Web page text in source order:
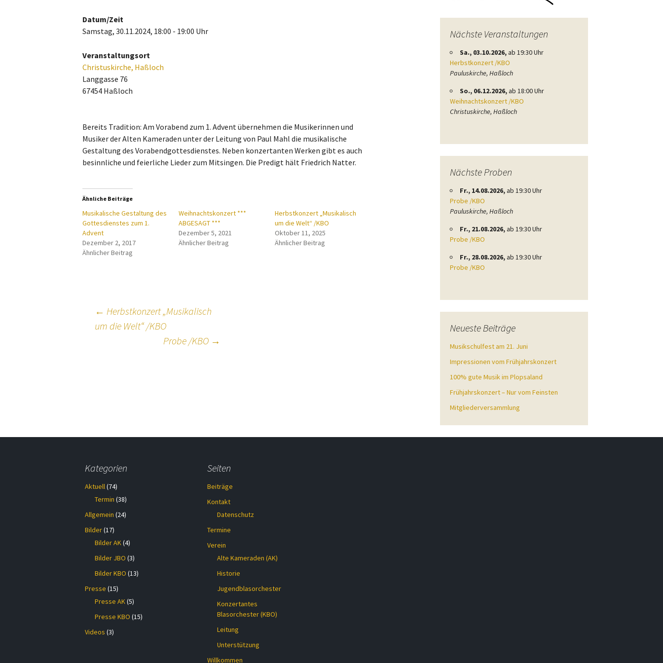
Alle Beiträge
Alte Kameraden (AK)
Datum/Zeit
Samstag, 30.11.2024, 18:00 - 19:00 Uhr
Veranstaltungsort
Christuskirche, Haßloch
Langgasse 76
67454 Haßloch
Bereits Tradition: Am Vorabend zum 1. Advent übernehmen die Musikerinnen und
Musiker der Alten Kameraden unter der Leitung von Paul Mahl die musikalische
Gestaltung des Vorabendgottesdienstes. Neben konzertanten Werken gibt es auch
besinnliche und feierliche Lieder zum Mitsingen. Die Predigt hält Friedrich Natter.
Ähnliche Beiträge
Musikalische Gestaltung des
Gottesdienstes zum 1.
Advent
Dezember 2, 2017
Ähnlicher Beitrag
Weihnachtskonzert ***
ABGESAGT ***
Dezember 5, 2021
Ähnlicher Beitrag
Herbstkonzert „Musikalisch
um die Welt“ /KBO
Oktober 11, 2025
Ähnlicher Beitrag
Beitragsnavigation
← Herbstkonzert „Musikalisch
um die Welt“ /KBO
Probe /KBO →
Nächste Veranstaltungen
Sa., 03.10.2026,ab 19:30 Uhr
Herbstkonzert /KBO
Pauluskirche, Haßloch
So., 06.12.2026,ab 18:00 Uhr
Weihnachtskonzert /KBO
Christuskirche, Haßloch
Nächste Proben
Fr., 14.08.2026,ab 19:30 Uhr
Probe /KBO
Pauluskirche, Haßloch
Fr., 21.08.2026,ab 19:30 Uhr
Probe /KBO
Fr., 28.08.2026,ab 19:30 Uhr
Probe /KBO
Neueste Beiträge
Musikschulfest am 21. Juni
Impressionen vom Frühjahrskonzert
100% gute Musik im Plopsaland
Frühjahrskonzert – Nur vom Feinsten
Mitgliederversammlung
Kategorien
Aktuell(74)
Termin (38)
Allgemein (24)
Bilder(17)
Bilder AK(4)
Bilder JBO (3)
Bilder KBO (13)
Presse (15)
Presse AK(5)
Presse KBO (15)
Videos (3)
Seiten
Beiträge
Kontakt
Datenschutz
Termine
Verein
Alte Kameraden (AK)
Historie
Jugendblasorchester
Konzertantes
Blasorchester (KBO)
Leitung
Unterstützung
Willkommen